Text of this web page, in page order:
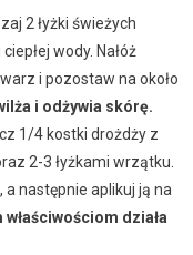
2 łyżki świeżych
wody. Nałóż
i pozostaw na około
i odżywia skórę.
1/4 kostki drożdży z
2-3 łyżkami wrzątku.
a następnie aplikuj ją na
działa